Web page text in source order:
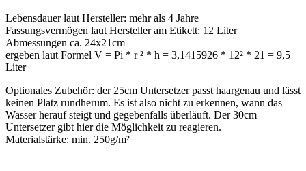
Lebensdauer laut Hersteller: mehr als 4 Jahre
Fassungsvermögen laut Hersteller am Etikett: 12 Liter
Abmessungen ca. 24x21cm
ergeben laut Formel V = Pi * r ² * h = 3,1415926 * 12² * 21 = 9,5
Liter
Optionales Zubehör: der 25cm Untersetzer passt haargenau und lässt
keinen Platz rundherum. Es ist also nicht zu erkennen, wann das
Wasser herauf steigt und gegebenfalls überläuft. Der 30cm
Untersetzer gibt hier die Möglichkeit zu reagieren.
Materialstärke: min. 250g/m²